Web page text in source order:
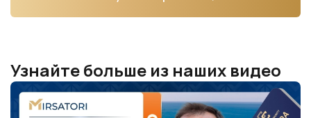
Узнайте больше из наших видео